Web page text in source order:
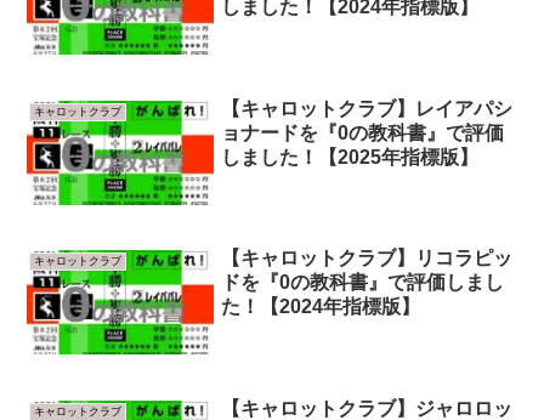
しました！【2024年指標版】
キャロットクラブ
【キャロットクラブ】レイアパシ
ョナードを『0の教科書』で評価
しました！【2025年指標版】
キャロットクラブ
【キャロットクラブ】リコラピッ
ドを『0の教科書』で評価しまし
た！【2024年指標版】
キャロットクラブ
【キャロットクラブ】ジャロロッ